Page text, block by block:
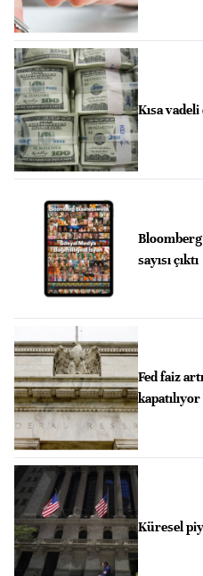
Kısa
sayısı çıktı
Fed faiz
kapatılıyor
Küresel